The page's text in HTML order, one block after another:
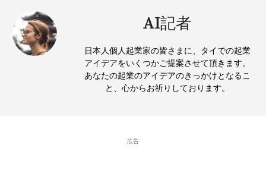
AI記者
日本人個人起業家の皆さまに、タイでの起業
アイデアをいくつかご提案させて頂きます。
あなたの起業のアイデアのきっかけとなるこ
と、心からお祈りしております。
広告